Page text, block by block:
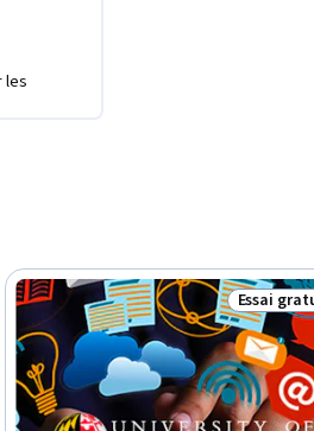
les
Statut :
Essai